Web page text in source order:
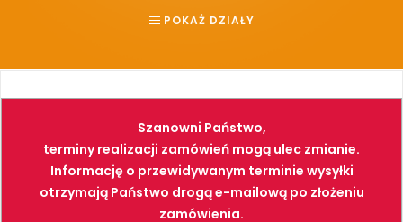
POKAŻ DZIAŁY
NARZĘDZIA SPAWALNICTWO
FARBY PNEUMATYKA
Szanowni Państwo,
terminy realizacji zamówień mogą ulec zmianie.
Informację o przewidywanym terminie wysyłki
otrzymają Państwo drogą e-mailową po złożeniu
zamówienia.